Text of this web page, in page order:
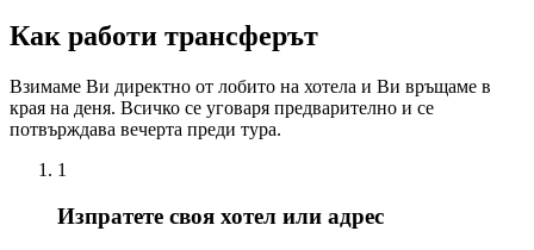
Как работи трансферът
Взимаме Ви директно от лобито на хотела и Ви връщаме в
края на деня. Всичко се уговаря предварително и се
потвърждава вечерта преди тура.
1
Изпратете своя хотел или адрес